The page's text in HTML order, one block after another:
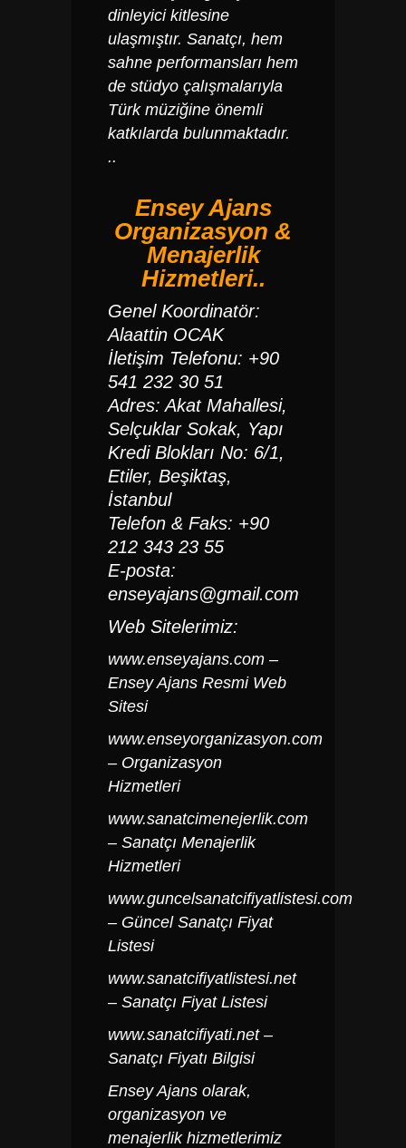
dinleyici kitlesine
ulaşmıştır. Sanatçı, hem
sahne performansları hem
de stüdyo çalışmalarıyla
Türk müziğine önemli
katkılarda bulunmaktadır.
..
Ensey Ajans
Organizasyon &
Menajerlik
Hizmetleri..
Genel Koordinatör:
Alaattin OCAK
İletişim Telefonu: +90
541 232 30 51
Adres: Akat Mahallesi,
Selçuklar Sokak, Yapı
Kredi Blokları No: 6/1,
Etiler, Beşiktaş,
İstanbul
Telefon & Faks: +90
212 343 23 55
E-posta:
enseyajans@gmail.com
Web Sitelerimiz:
www.enseyajans.com –
Ensey Ajans Resmi Web
Sitesi
www.enseyorganizasyon.com
– Organizasyon
Hizmetleri
www.sanatcimenejerlik.com
– Sanatçı Menajerlik
Hizmetleri
www.guncelsanatcifiyatlistesi.com
– Güncel Sanatçı Fiyat
Listesi
www.sanatcifiyatlistesi.net
– Sanatçı Fiyat Listesi
www.sanatcifiyati.net–
Sanatçı Fiyatı Bilgisi
Ensey Ajans olarak,
organizasyon ve
menajerlik hizmetlerimiz